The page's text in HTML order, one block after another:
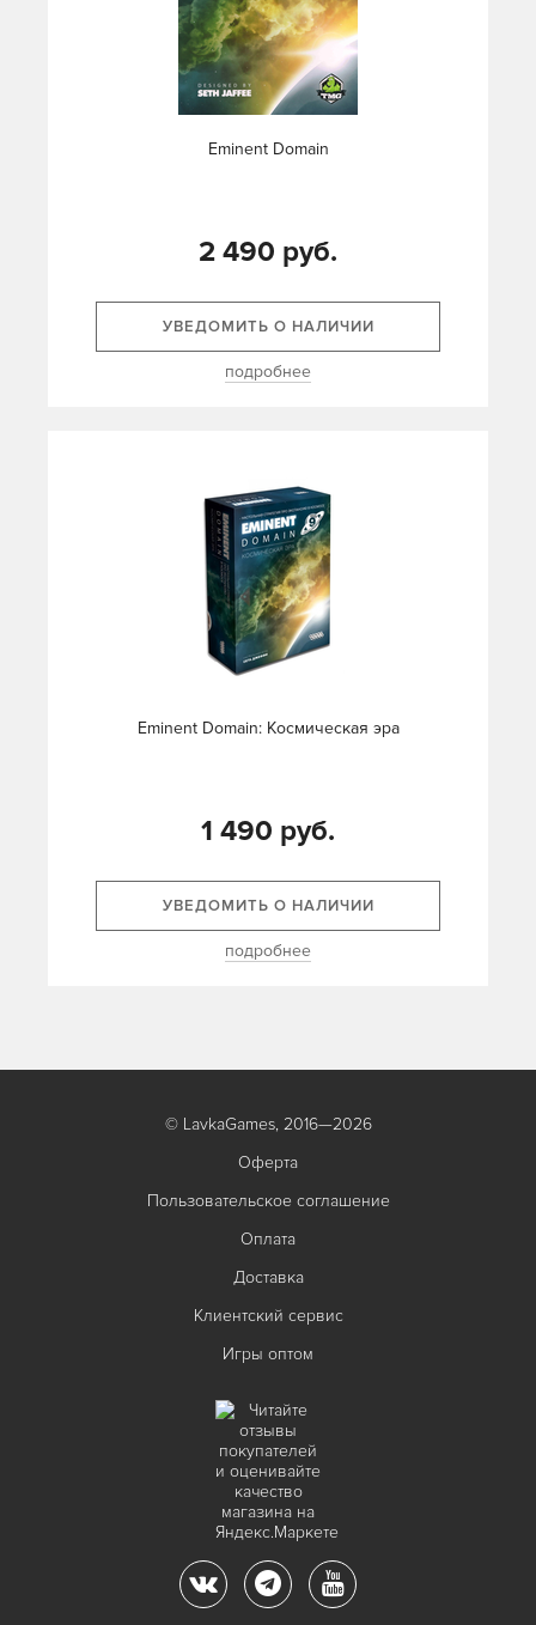
Eminent Domain
2 490 руб.
УВЕДОМИТЬ О НАЛИЧИИ
подробнее
Eminent Domain: Космическая эра
1 490 руб.
УВЕДОМИТЬ О НАЛИЧИИ
подробнее
© LavkaGames, 2016—2026
Оферта
Пользовательское соглашение
Оплата
Доставка
Клиентский сервис
Игры оптом